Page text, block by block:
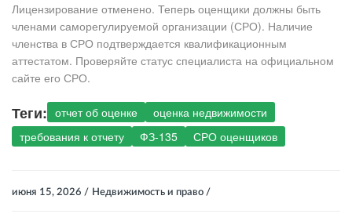
Лицензирование отменено. Теперь оценщики должны быть
членами саморегулируемой организации (СРО). Наличие
членства в СРО подтверждается квалификационным
аттестатом. Проверяйте статус специалиста на официальном
сайте его СРО.
Теги: отчет об оценке
оценка недвижимости
требования к отчету
ФЗ-135 СРО оценщиков
июня 15, 2026 / Недвижимость и право /